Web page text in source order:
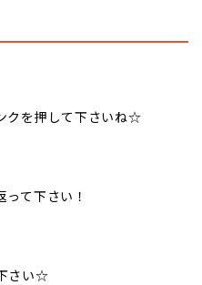
クを押して下さいね☆
て下さい！
さい☆